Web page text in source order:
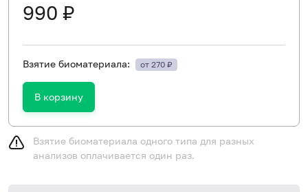
990 ₽
Взятие биоматериала: от 270 ₽
В корзину
Взятие биоматериала одного типа для разных
анализов оплачивается один раз.